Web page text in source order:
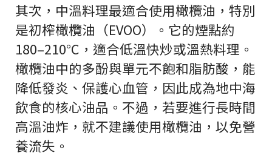
其次，中溫料理最適合使用橄欖油，特別
是初榨橄欖油（EVOO）。它的煙點約
180–210°C，適合低溫快炒或溫熱料理。
橄欖油中的多酚與單元不飽和脂肪酸，能
降低發炎、保護心血管，因此成為地中海
飲食的核心油品。不過，若要進行長時間
高溫油炸，就不建議使用橄欖油，以免營
養流失。